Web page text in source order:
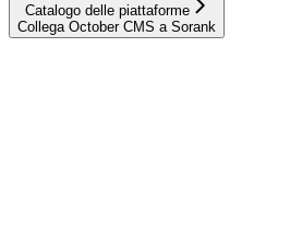
Catalogo delle piattaforme
Collega October CMS a Sorank